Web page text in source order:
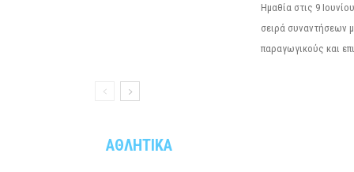
Ημαθία στις 9
σειρά συναντήσεων
παραγωγικούς και
ΑΘΛΗΤΙΚΑ